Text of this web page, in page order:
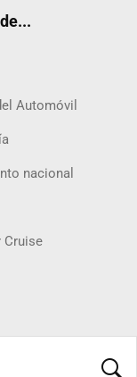
Automóvil
nacional
Cruise